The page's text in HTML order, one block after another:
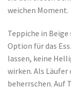
weichen Moment.
Teppiche in
Option für das
lassen, keine
wirken. Als Läufer
beherrschen. Auf